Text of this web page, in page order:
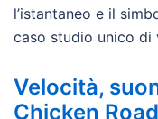
l’istantaneo e il
caso studio unico di
Velocità,
Chicken